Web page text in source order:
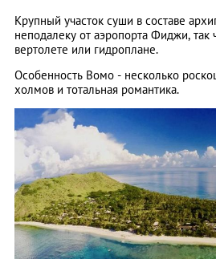
Крупный участок суши в составе
неподалеку от аэропорта Фиджи, так
вертолете или гидроплане.
Особенность Вомо - несколько
холмов и тотальная романтика.